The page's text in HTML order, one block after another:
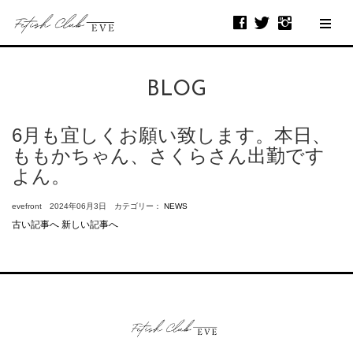
BLOG
6月も宜しくお願い致します。本日、
ももかちゃん、さくらさん出勤です
よん。
evefront 2024年06月3日 カテゴリー： NEWS
古い記事へ 新しい記事へ